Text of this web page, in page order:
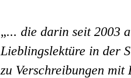
„... die darin seit 2003
Lieblingslektüre in der
zu Verschreibungen